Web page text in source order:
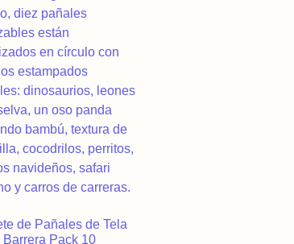
de Pañales de Tela
Barrera Pack 10